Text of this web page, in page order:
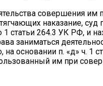
совершения им
наказание,
статьи 264.3 УК РФ, и
заниматься
на основании п. «д» ч. 1
им при